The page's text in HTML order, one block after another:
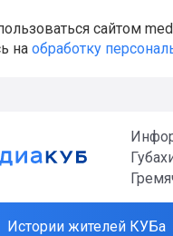
сайтом
на обработку
Истории жителей КУБа